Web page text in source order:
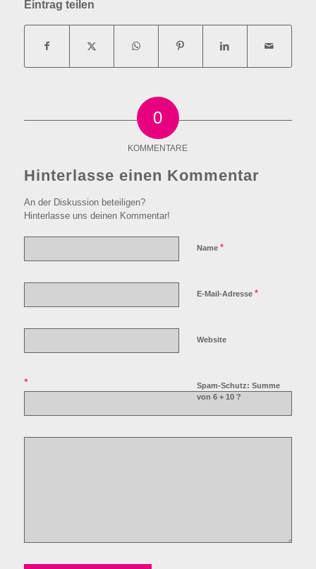
Eintrag teilen
0
KOMMENTARE
Hinterlasse einen Kommentar
An der Diskussion beteiligen?
Hinterlasse uns deinen Kommentar!
Name *
E-Mail-Adresse *
Website
Spam-Schutz: Summe
von 6 + 10 ?
*